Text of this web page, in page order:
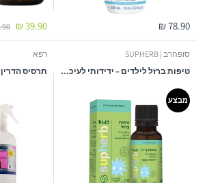
78.90 ₪
39.90 ₪
79.90 ₪
סופהרב | SUPHERB
טיפות ברזל לילדים – ידידותי לעיכול | 20 מ"ל | מבית סופהרב | SUPHERB
מבצע
רפא